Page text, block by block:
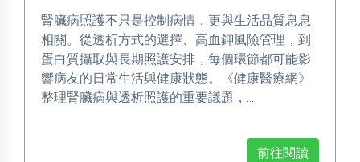
腎臟病照護不只是控制病情，更與生活品質息息
相關。從透析方式的選擇、高血鉀風險管理，到
蛋白質攝取與長期照護安排，每個環節都可能影
響病友的日常生活與健康狀態。《健康醫療網》
整理腎臟病與透析照護的重要議題，...
前往閱讀